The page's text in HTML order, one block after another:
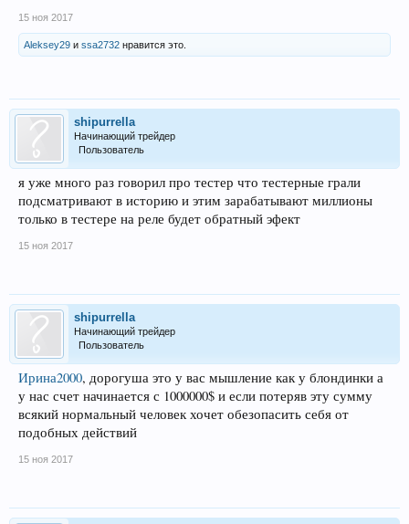
15 ноя 2017
Aleksey29 и ssa2732 нравится это.
shipurrella
Начинающий трейдер
Пользователь
я уже много раз говорил про тестер что тестерные грали
подсматривают в историю и этим зарабатывают миллионы
только в тестере на реле будет обратный эфект
15 ноя 2017
shipurrella
Начинающий трейдер
Пользователь
Ирина2000, дорогуша это у вас мышление как у блондинки а
у нас счет начинается с 1000000$ и если потеряв эту сумму
всякий нормальный человек хочет обезопасить себя от
подобных действий
15 ноя 2017